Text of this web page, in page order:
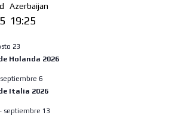
Azerbaijan
19:25
23
Holanda 2026
septiembre 6
Italia 2026
- septiembre 13